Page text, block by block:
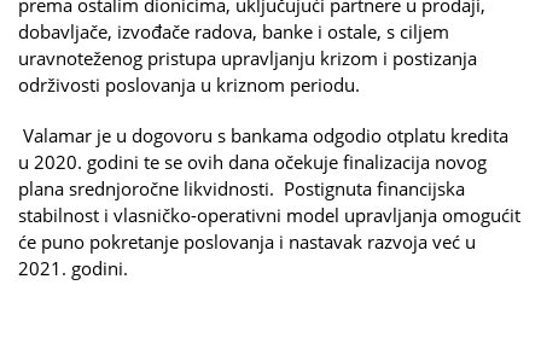
dobavljače, izvođače radova, banke i ostale, s ciljem
uravnoteženog pristupa upravljanju krizom i postizanja
održivosti poslovanja u kriznom periodu.
Valamar je u dogovoru s bankama odgodio otplatu kredita
u 2020. godini te se ovih dana očekuje finalizacija novog
plana srednjoročne likvidnosti. Postignuta financijska
stabilnost i vlasničko-operativni model upravljanja omogućit
će puno pokretanje poslovanja i nastavak razvoja već u
2021. godini.